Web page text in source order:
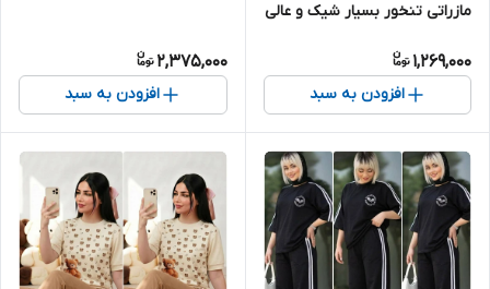
مازراتی تنخور بسیار شیک و عالی
1,269,000
افزودن به سبد
2,375,000
افزودن به سبد